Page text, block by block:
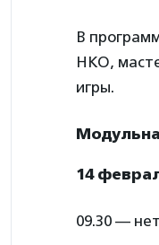
В
НКО,
игры.
14
09.30 —